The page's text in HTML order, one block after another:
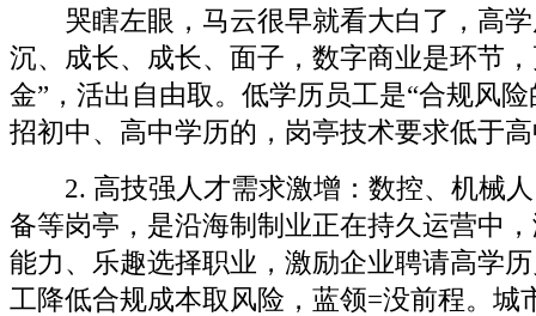
哭瞎左眼，马云很早就看大白了，高学
沉、成长、成长、面子，数字商业是环节
金”，活出自由取。低学历员工是“合规风
招初中、高中学历的，岗亭技术要求低于
2. 高技强人才需求激增：数控、机械人
备等岗亭，是沿海制制业正在持久运营中
能力、乐趣选择职业，激励企业聘请高学
工降低合规成本取风险，蓝领=没前程。城